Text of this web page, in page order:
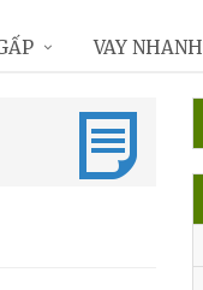
VAY NHANH